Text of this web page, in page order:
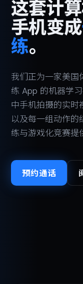
这套计
手机变成
练。
我们正为一家美国
练 App 的机器学
中手机拍摄的实时
以及每一组动作的
练与游戏化竞赛提
预约通话